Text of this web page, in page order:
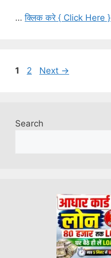
…क्लिक करे { Click Here }
Page
1 Page
2 Next →
Search